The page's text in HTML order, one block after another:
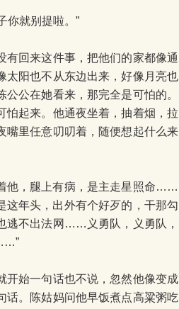
就别提啦。”
回来这件事，把他们的家都像通
太阳也不从东边出来，好像月亮也
公在她看来，那完全是可怕的。
怕起来。他通夜坐着，抽着烟，拉
嘴里任意叨叨着，随便想起什么来
他，腿上有病，是主走星照命……
年头，出外有个好歹的，干那勾
逃不出法网……义勇队，义勇队，
始一句话也不说，忽然他像变成
话。陈姑妈问他早饭煮点高粱粥吃